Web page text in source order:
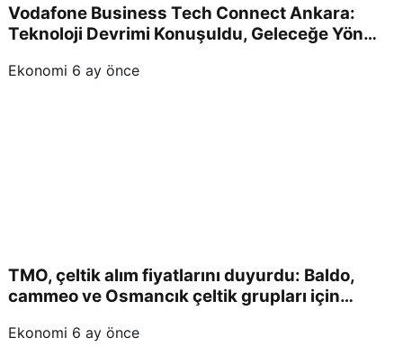
Vodafone Business Tech Connect Ankara:
Teknoloji Devrimi Konuşuldu, Geleceğe Yön
Ekonomi 6 ay önce
TMO, çeltik alım fiyatlarını duyurdu: Baldo,
cammeo ve Osmancık çeltik grupları için
Ekonomi 6 ay önce